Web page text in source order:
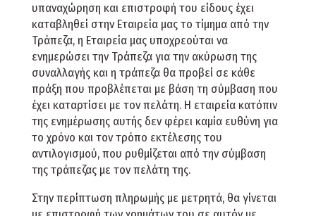
υπαναχώρηση και επιστροφή του είδους έχει
καταβληθεί στην Εταιρεία μας το τίμημα από την
Τράπεζα, η Εταιρεία μας υποχρεούται να
ενημερώσει την Τράπεζα για την ακύρωση της
συναλλαγής και η τράπεζα θα προβεί σε κάθε
πράξη που προβλέπεται με βάση τη σύμβαση που
έχει καταρτίσει με τον πελάτη. Η εταιρεία κατόπιν
της ενημέρωσης αυτής δεν φέρει καμία ευθύνη για
το χρόνο και τον τρόπο εκτέλεσης του
αντιλογισμού, που ρυθμίζεται από την σύμβαση
της τράπεζας με τον πελάτη της.
Στην περίπτωση πληρωμής με μετρητά, θα γίνεται